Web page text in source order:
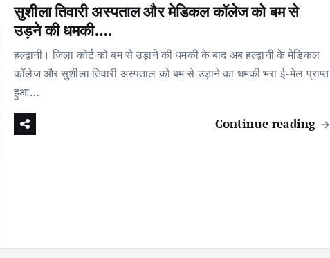
सुशीला तिवारी अस्पताल और मेडिकल कॉलेज को बम से
उड़ने की धमकी….
हल्द्वानी। जिला कोर्ट को बम से उड़ाने की धमकी के बाद अब हल्द्वानी के मेडिकल
कॉलेज और सुशीला तिवारी अस्पताल को बम से उड़ाने का धमकी भरा ई-मेल प्राप्त
हुआ…
Continue reading